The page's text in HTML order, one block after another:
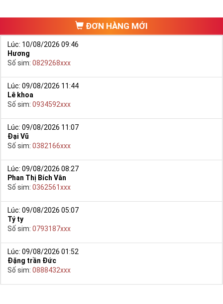
trong một list.
Việc này đem lại sự mệt mỏi, phiền toái, mất thời gian, có khi
không chọn được sim giảm giá mình thích như: sim năm sinh,
tứ quý, sim tam hoa, số kép….
ĐƠN HÀNG MỚI
Lúc: 10/08/2026 09:46
Hương
Số sim: 0829268xxx
Lúc: 09/08/2026 11:44
Lê khoa
Số sim: 0934592xxx
Lúc: 09/08/2026 11:07
Đại Vũ
Số sim: 0382166xxx
Lúc: 09/08/2026 08:27
Phan Thị Bích Vân
Số sim: 0362561xxx
Lúc: 09/08/2026 05:07
Tý ty
Số sim: 0793187xxx
Lúc: 09/08/2026 01:52
Đặng trần Đức
Số sim: 0888432xxx